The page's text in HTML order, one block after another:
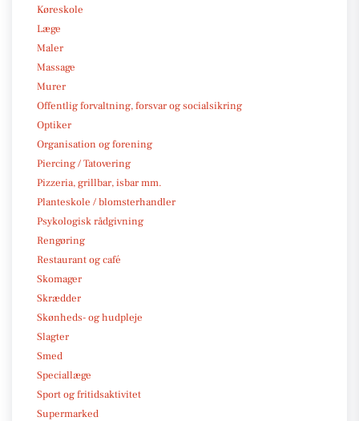
Køreskole
Læge
Maler
Massage
Murer
Offentlig forvaltning, forsvar og socialsikring
Optiker
Organisation og forening
Piercing / Tatovering
Pizzeria, grillbar, isbar mm.
Planteskole / blomsterhandler
Psykologisk rådgivning
Rengøring
Restaurant og café
Skomager
Skrædder
Skønheds- og hudpleje
Slagter
Smed
Speciallæge
Sport og fritidsaktivitet
Supermarked